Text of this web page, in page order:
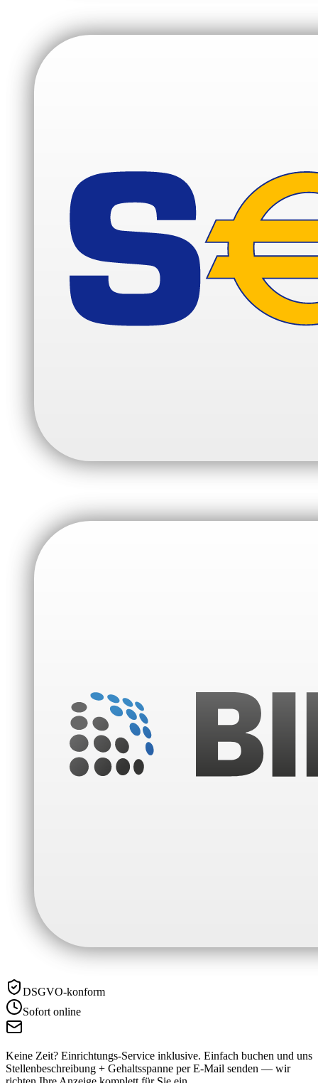
DSGVO-konform
Sofort online
Keine Zeit? Einrichtungs-Service inklusive. Einfach buchen und uns
Stellenbeschreibung + Gehaltsspanne per E-Mail senden — wir